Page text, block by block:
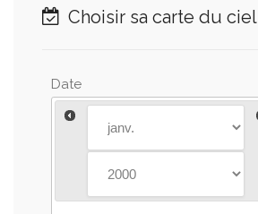
Choisir sa carte du ciel
Date